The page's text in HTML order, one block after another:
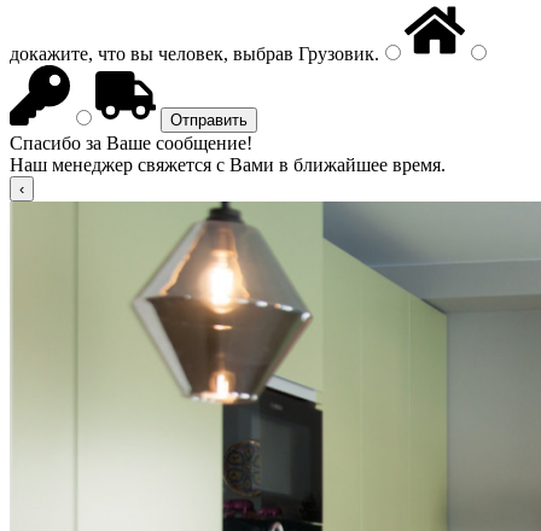
докажите, что вы человек, выбрав Грузовик.
Спасибо за Ваше сообщение!
Наш менеджер свяжется с Вами в ближайшее время.